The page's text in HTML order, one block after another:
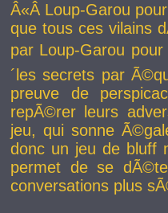
Â«Â Loup-Garou
que tous ces vilains
par Loup-Garou
´les secrets par
preuve de
repÃ©rer leurs
jeu, qui sonne
donc un jeu de bluff
permet de se
conversations plus